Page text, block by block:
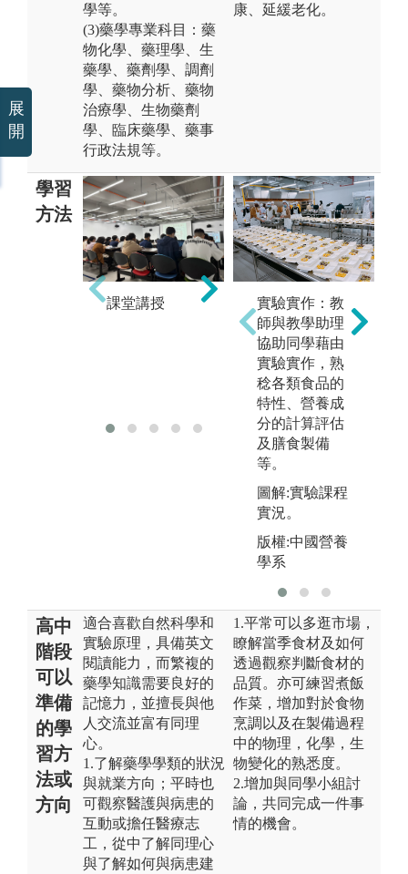
學等。
(3)藥學專業科目：藥
物化學、藥理學、生
藥學、藥劑學、調劑
學、藥物分析、藥物
治療學、生物藥劑
學、臨床藥學、藥事
行政法規等。
康、延緩老化。
學習
方法
課堂講授 實驗實作課程
實驗實作：教
師與教學助理
協助同學藉由
實驗實作，熟
稔各類食品的
特性、營養成
分的計算評估
及膳食製備
等。
圖解:實驗課程
實況。
版權:中國營養
學系
高中
階段
可以
準備
的學
習方
法或
方向
適合喜歡自然科學和
實驗原理，具備英文
閱讀能力，而繁複的
藥學知識需要良好的
記憶力，並擅長與他
人交流並富有同理
心。
1.了解藥學學類的狀況
與就業方向；平時也
可觀察醫護與病患的
互動或擔任醫療志
工，從中了解同理心
與了解如何與病患建
1.平常可以多逛市場，
瞭解當季食材及如何
透過觀察判斷食材的
品質。亦可練習煮飯
作菜，增加對於食物
烹調以及在製備過程
中的物理，化學，生
物變化的熟悉度。
2.增加與同學小組討
論，共同完成一件事
情的機會。
展
開